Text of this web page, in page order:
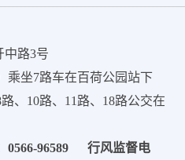
中路3号
乘坐7路车在百荷公园站下
、10路、11路、18路公交在
0566-96589 行风监督电